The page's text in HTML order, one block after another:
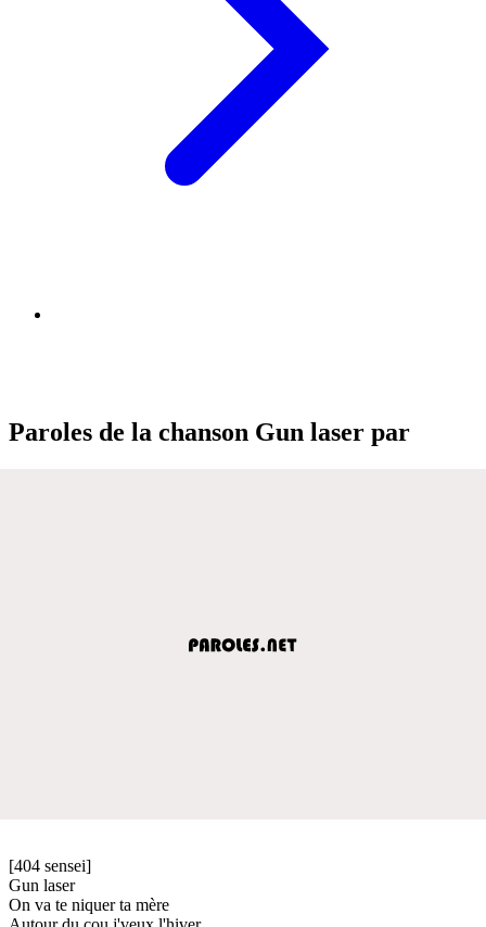
Paroles de la chanson Gun laser par
[404 sensei]
Gun laser
On va te niquer ta mère